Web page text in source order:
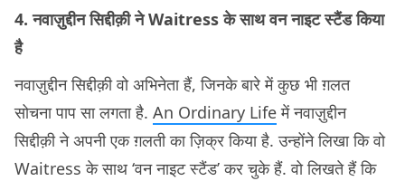
4. नवाज़ुद्दीन सिद्दीक़ी ने Waitress के साथ वन नाइट स्टैंड किया
है
नवाज़ुद्दीन सिद्दीक़ी वो अभिनेता हैं, जिनके बारे में कुछ भी ग़लत
सोचना पाप सा लगता है. An Ordinary Lifeमें नवाज़ुद्दीन
सिद्दीक़ी ने अपनी एक ग़लती का ज़िक्र किया है. उन्होंने लिखा कि वो
Waitress के साथ ‘वन नाइट स्टैंड’ कर चुके हैं. वो लिखते हैं कि